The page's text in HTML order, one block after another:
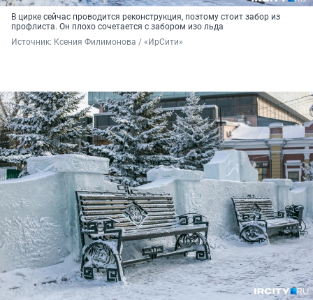
В цирке сейчас проводится реконструкция, поэтому стоит забор из
профлиста. Он плохо сочетается с забором изо льда
Источник: Ксения Филимонова / «ИрСити»